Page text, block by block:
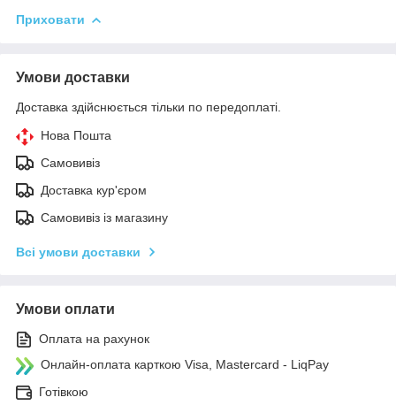
Приховати
Умови доставки
Доставка здійснюється тільки по передоплаті.
Нова Пошта
Самовивіз
Доставка кур'єром
Самовивіз із магазину
Всі умови доставки
Умови оплати
Оплата на рахунок
Онлайн-оплата карткою Visa, Mastercard - LiqPay
Готівкою